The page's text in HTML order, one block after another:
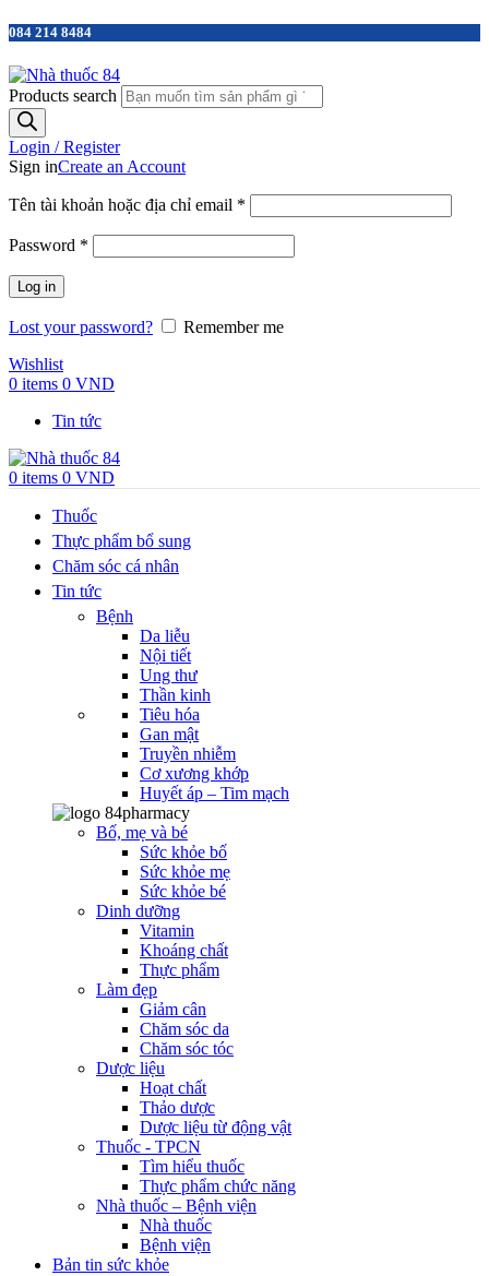
084 214 8484
Products search
Login / Register
Sign inCreate an Account
Tên tài khoản hoặc địa chỉ email *
Password *
Log in
Lost your password?
Remember me
Wishlist
0 items 0 VND
Tin tức
0 items 0 VND
Thuốc
Thực phẩm bổ sung
Chăm sóc cá nhân
Tin tức
Bệnh
Da liễu
Nội tiết
Ung thư
Thần kinh
Tiêu hóa
Gan mật
Truyền nhiễm
Cơ xương khớp
Huyết áp – Tim mạch
Bố, mẹ và bé
Sức khỏe bố
Sức khỏe mẹ
Sức khỏe bé
Dinh dưỡng
Vitamin
Khoáng chất
Thực phẩm
Làm đẹp
Giảm cân
Chăm sóc da
Chăm sóc tóc
Dược liệu
Hoạt chất
Thảo dược
Dược liệu từ động vật
Thuốc - TPCN
Tìm hiểu thuốc
Thực phẩm chức năng
Nhà thuốc – Bệnh viện
Nhà thuốc
Bệnh viện
Bản tin sức khỏe